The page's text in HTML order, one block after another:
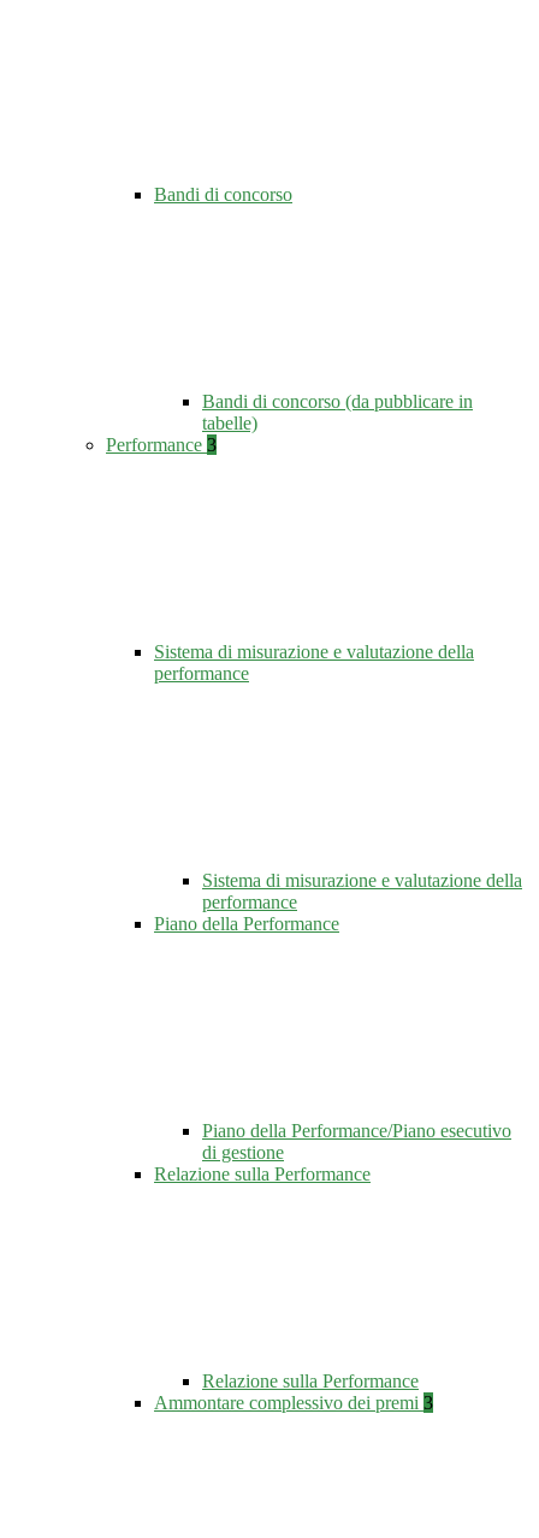
Bandi di concorso
Bandi di concorso (da pubblicare in
tabelle)
Performance 3
Sistema di misurazione e valutazione della
performance
Sistema di misurazione e valutazione della
performance
Piano della Performance
Piano della Performance/Piano esecutivo
di gestione
Relazione sulla Performance
Relazione sulla Performance
Ammontare complessivo dei premi 3